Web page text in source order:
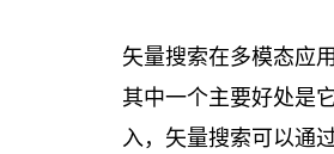
矢量搜索在多模态应
其中一个主要好处是
入，矢量搜索可以通